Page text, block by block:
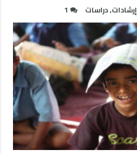
إرشادات,دراسات 1